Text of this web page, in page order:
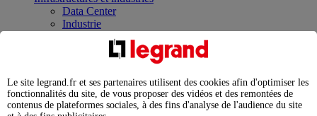
Data Center
Industrie
Infrastructures
Contrôler et planifier le fonctionnement des appareils
Répartir et optimiser son tableau électrique
Legrand Data Center Solutions : concentrer les
expertises au service de vos performances
Le site legrand.fr et ses partenaires utilisent des cookies afin d'optimiser les
fonctionnalités du site, de vous proposer des vidéos et des remontées de
contenus de plateformes sociales, à des fins d'analyse de l'audience du site